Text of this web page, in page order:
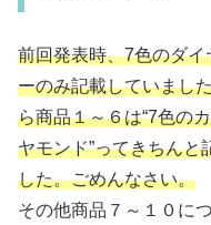
前回発表時、7色のダ
ーのみ記載していまし
ら商品１～６は“7色の
ヤモンド”ってきちんと
した。ごめんなさい。
その他商品７～１０に